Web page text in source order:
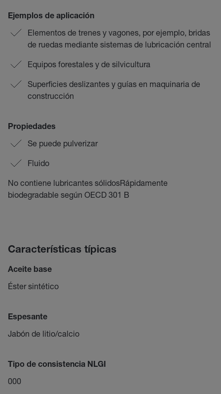
Ejemplos de aplicación
Elementos de trenes y vagones, por ejemplo, bridas
de ruedas mediante sistemas de lubricación central
Equipos forestales y de silvicultura
Superficies deslizantes y guías en maquinaria de
construcción
Propiedades
Se puede pulverizar
Fluido
No contiene lubricantes sólidosRápidamente
biodegradable según OECD 301 B
Características típicas
Aceite base
Éster sintético
Espesante
Jabón de litio/calcio
Tipo de consistencia NLGI
000